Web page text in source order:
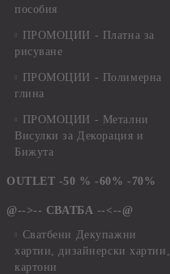
пособия
ПРОМОЦИИ - Платна за
рисуване
ПРОМОЦИИ - Полимерна
глина
ПРОМОЦИИ - Метални
Висулки за Декорация и
Бижута
OUTLET -50 % -60% -70%
@-->-- СВАТБА --<--@
Сватбени Декупажни
хартии, дизайнерски хартии,
картони